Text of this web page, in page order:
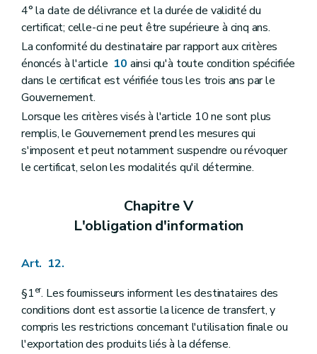
4° la date de délivrance et la durée de validité du
certificat; celle-ci ne peut être supérieure à cinq ans.
La conformité du destinataire par rapport aux critères
énoncés à l'article 10 ainsi qu'à toute condition spécifiée
dans le certificat est vérifiée tous les trois ans par le
Gouvernement.
Lorsque les critères visés à l'article 10 ne sont plus
remplis, le Gouvernement prend les mesures qui
s'imposent et peut notamment suspendre ou révoquer
le certificat, selon les modalités qu'il détermine.
Chapitre V
L'obligation d'information
Art. 12.
§1er. Les fournisseurs informent les destinataires des
conditions dont est assortie la licence de transfert, y
compris les restrictions concernant l'utilisation finale ou
l'exportation des produits liés à la défense.